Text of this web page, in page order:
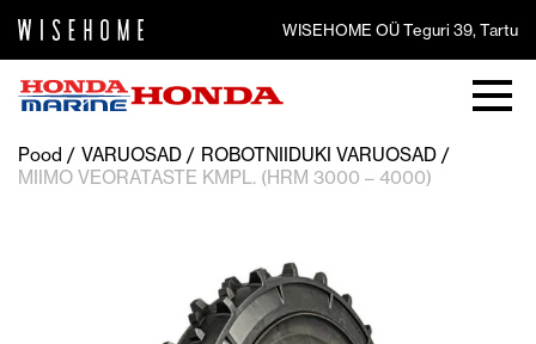
WISEHOME OÜ Teguri 39, Tartu
Pood VARUOSAD
ROBOTNIIDUKI VARUOSAD
MIIMO VEORATASTE KMPL. (HRM 3000 – 4000)